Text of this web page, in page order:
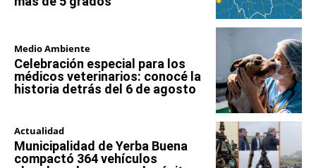
Medio Ambiente
Celebración especial para los
médicos veterinarios: conocé la
historia detrás del 6 de agosto
Actualidad
Municipalidad de Yerba Buena
compactó 364 vehículos